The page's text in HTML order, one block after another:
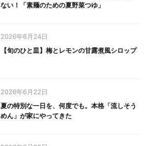
ない！「素麺のための夏野菜つゆ」
2026年6月24日
【旬のひと皿】梅とレモンの甘露煮風シロップ
2026年6月22日
夏の特別な一日を、何度でも。本格「流しそう
めん」が家にやってきた